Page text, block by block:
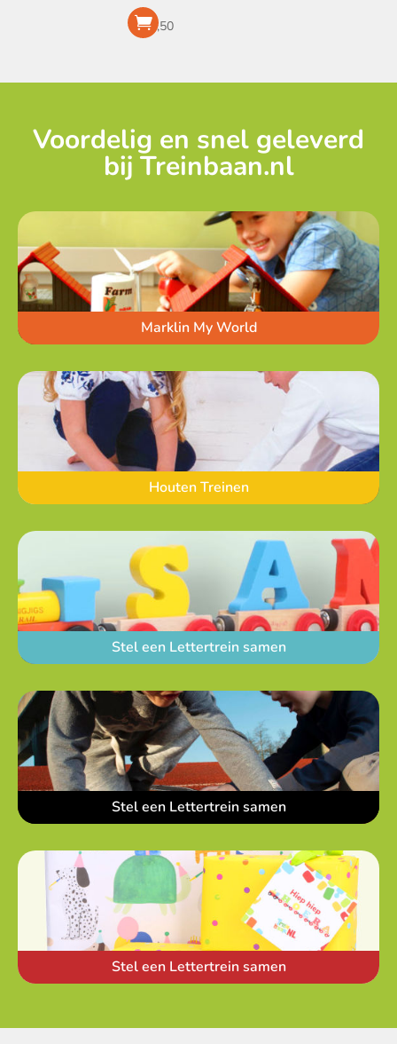
€11,50
Voordelig en snel geleverd
bij Treinbaan.nl
Marklin My World
Houten Treinen
Stel een Lettertrein samen
Stel een Lettertrein samen
Stel een Lettertrein samen